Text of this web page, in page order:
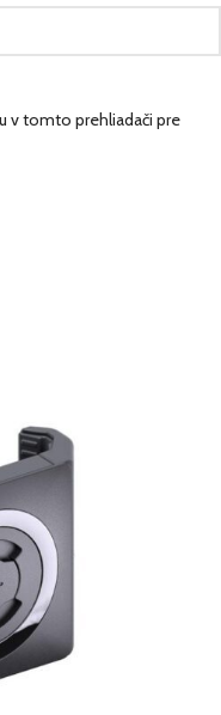
v tomto prehliadači pre